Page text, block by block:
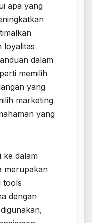
apa yang
loyalitas
dalam
memilih
yang
marketing
yang
ke dalam
merupakan
tools
dengan